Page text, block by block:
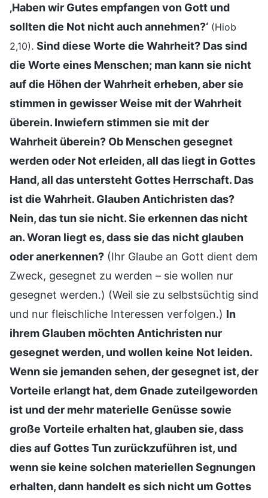
‚Haben wir Gutes empfangen von Gott und
sollten die Not nicht auch annehmen?‘ (Hiob
2,10). Sind diese Worte die Wahrheit? Das sind
die Worte eines Menschen; man kann sie nicht
auf die Höhen der Wahrheit erheben, aber sie
stimmen in gewisser Weise mit der Wahrheit
überein. Inwiefern stimmen sie mit der
Wahrheit überein? Ob Menschen gesegnet
werden oder Not erleiden, all das liegt in Gottes
Hand, all das untersteht Gottes Herrschaft. Das
ist die Wahrheit. Glauben Antichristen das?
Nein, das tun sie nicht. Sie erkennen das nicht
an. Woran liegt es, dass sie das nicht glauben
oder anerkennen? (Ihr Glaube an Gott dient dem
Zweck, gesegnet zu werden – sie wollen nur
gesegnet werden.) (Weil sie zu selbstsüchtig sind
und nur fleischliche Interessen verfolgen.) In
ihrem Glauben möchten Antichristen nur
gesegnet werden, und wollen keine Not leiden.
Wenn sie jemanden sehen, der gesegnet ist, der
Vorteile erlangt hat, dem Gnade zuteilgeworden
ist und der mehr materielle Genüsse sowie
große Vorteile erhalten hat, glauben sie, dass
dies auf Gottes Tun zurückzuführen ist, und
wenn sie keine solchen materiellen Segnungen
erhalten, dann handelt es sich nicht um Gottes